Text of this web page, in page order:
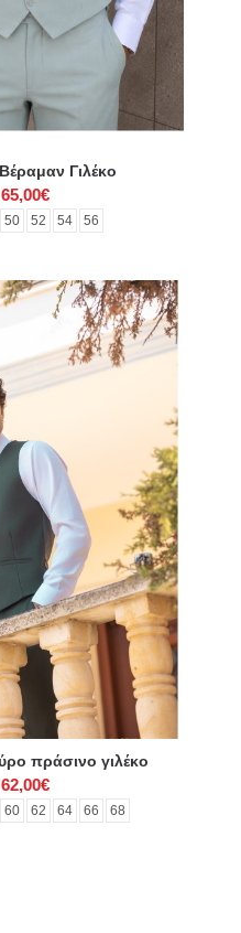
Γιλέκο
65,00€
50 52 54 56
πράσινο γιλέκο
62,00€
60 62 64 66 68